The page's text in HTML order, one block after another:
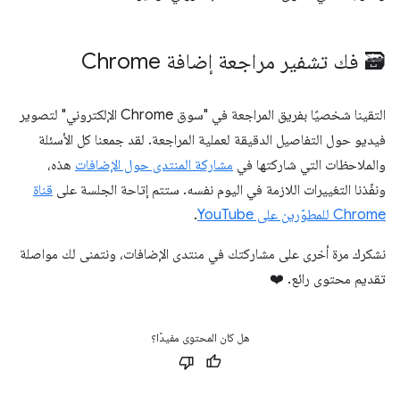
🗃️ فك تشفير مراجعة إضافة Chrome
التقينا شخصيًا بفريق المراجعة في "سوق Chrome الإلكتروني" لتصوير
فيديو حول التفاصيل الدقيقة لعملية المراجعة. لقد جمعنا كل الأسئلة
والملاحظات التي شاركتها في مشاركة المنتدى حول الإضافات هذه،
ونفّذنا التغييرات اللازمة في اليوم نفسه. ستتم إتاحة الجلسة على قناة
Chrome للمطوّرين على YouTube
.
نشكرك مرة أخرى على مشاركتك في منتدى الإضافات، ونتمنى لك مواصلة
تقديم محتوى رائع. ❤️
هل كان المحتوى مفيدًا؟